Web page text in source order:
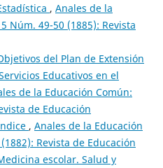
, Anales de la
Núm. 49-50 (1885): Revista
del Plan de Extensión
Educativos en el
de la Educación Común:
de Educación
, Anales de la Educación
Revista de Educación
escolar. Salud y